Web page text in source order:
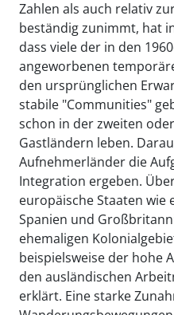
Zahlen als auch relativ
beständig zunimmt, hat
dass viele der in den
angeworbenen
den ursprünglichen
stabile "Communities"
schon in der zweiten
Gastländern leben.
Aufnehmerländer die
Integration ergeben.
europäische Staaten wie
Spanien und
ehemaligen
beispielsweise der hohe
den ausländischen
erklärt. Eine starke